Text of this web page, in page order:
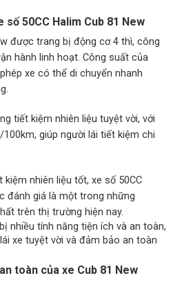
số 50CC Halim Cub 81 New
được trang bị động cơ 4 thì, công
hành linh hoạt. Công suất của
xe có thể di chuyển nhanh
tiết kiệm nhiên liệu tuyệt vời, với
giúp người lái tiết kiệm chi
nhiên liệu tốt, xe số 50CC
đánh giá là một trong những
trên thị trường hiện nay.
nhiều tính năng tiện ích và an toàn,
xe tuyệt vời và đảm bảo an toàn
toàn của xe Cub 81 New